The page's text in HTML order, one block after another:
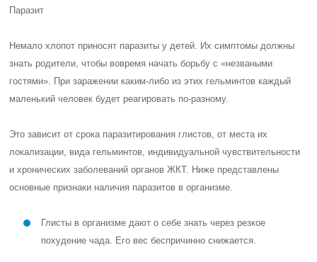
Паразит
Немало хлопот приносят паразиты у детей. Их симптомы должны
знать родители, чтобы вовремя начать борьбу с «незваными
гостями». При заражении каким-либо из этих гельминтов каждый
маленький человек будет реагировать по-разному.
Это зависит от срока паразитирования глистов, от места их
локализации, вида гельминтов, индивидуальной чувствительности
и хронических заболеваний органов ЖКТ. Ниже представлены
основные признаки наличия паразитов в организме.
Глисты в организме дают о себе знать через резкое
похудение чада. Его вес беспричинно снижается.